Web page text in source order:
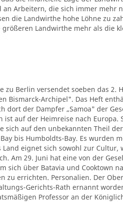
an Arbeitern, die sich immer mehr
die Landwirthe hohe Löhne zu
Landwirthe mehr als die
zu Berlin versendet soeben das 2.
Bismarck-Archipel". Das Heft
dort der Dampfer „Samoa" der
ist auf der Heimreise nach Europa.
sich auf den unbekannten Theil
bis Humboldts-Bay. Es wurden
eignet sich sowohl zur Cultur,
Am 29. Juni hat eine von der
sich über Batavia und Cooktown
zu errichten. Personalien. Der
Gerichts-Rath ernannt
Professor an der